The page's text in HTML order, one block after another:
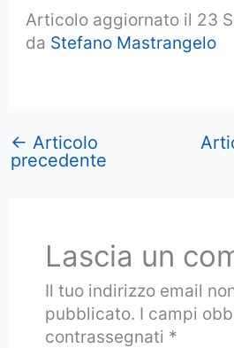
Articolo aggiornato il 23
da Stefano Mastrangelo
← Articolo
precedente
Lascia un
Il tuo indirizzo email
pubblicato. I campi
contrassegnati *